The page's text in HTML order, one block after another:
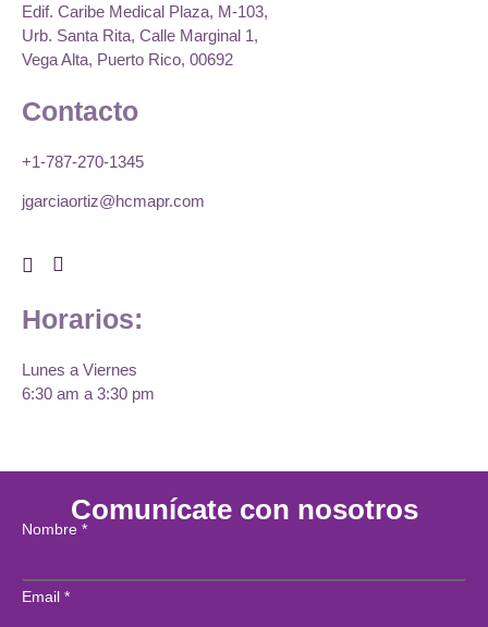
Edif. Caribe Medical Plaza, M-103,
Urb. Santa Rita, Calle Marginal 1,
Vega Alta, Puerto Rico, 00692
Contacto
+1-787-270-1345
jgarciaortiz@hcmapr.com
Horarios:
Lunes a Viernes
6:30 am a 3:30 pm
Comunícate con nosotros
Nombre *
Email *